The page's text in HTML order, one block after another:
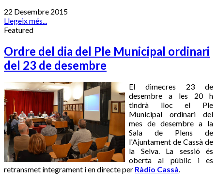
22 Desembre 2015
Llegeix més...
Featured
Ordre del dia del Ple Municipal ordinari
del 23 de desembre
El dimecres 23 de
desembre a les 20 h
tindrà lloc el Ple
Municipal ordinari del
mes de desembre a la
Sala de Plens de
l'Ajuntament de Cassà de
la Selva. La sessió és
oberta al públic i es
retransmet íntegrament i en directe per Ràdio Cassà.